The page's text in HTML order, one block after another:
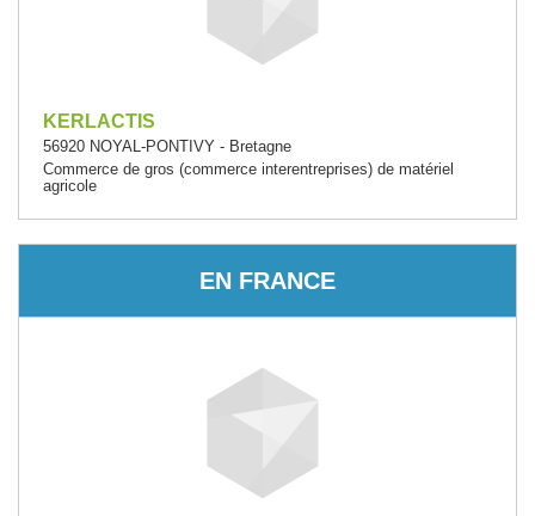
KERLACTIS
56920 NOYAL-PONTIVY - Bretagne
Commerce de gros (commerce interentreprises) de matériel
agricole
EN FRANCE